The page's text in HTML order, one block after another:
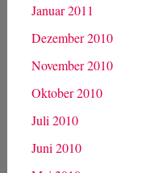
September 2011
August 2011
Juni 2011
Mai 2011
April 2011
März 2011